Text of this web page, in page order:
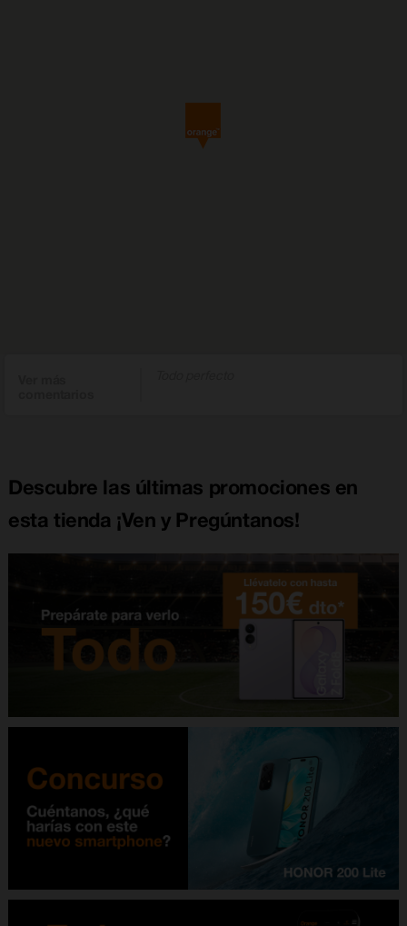
Descubre las últimas promociones en
esta tienda ¡Ven y Pregúntanos!